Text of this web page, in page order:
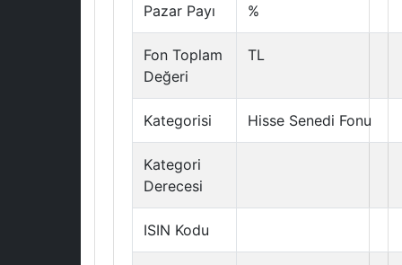
Pazar Payı %
Fon Toplam
Değeri
TL
Kategorisi Hisse Senedi Fonu
Kategori
Derecesi
ISIN Kodu